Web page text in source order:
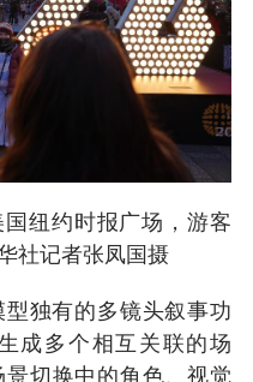
纽约时报广场，游客
社记者张凤国摄
独有的多镜头叙事功
成多个相互关联的场
切换中的角色、视觉